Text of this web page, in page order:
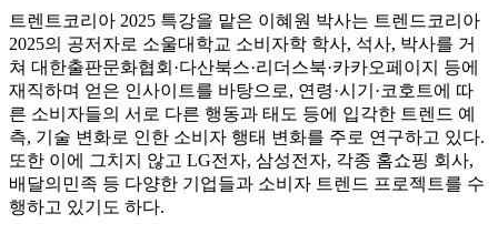
트렌트코리아 2025 특강을 맡은 이혜원 박사는 트렌드코리아
2025의 공저자로 소울대학교 소비자학 학사, 석사, 박사를 거
쳐 대한출판문화협회·다산북스·리더스북·카카오페이지 등에
재직하며 얻은 인사이트를 바탕으로, 연령·시기·코호트에 따
른 소비자들의 서로 다른 행동과 태도 등에 입각한 트렌드 예
측, 기술 변화로 인한 소비자 행태 변화를 주로 연구하고 있다.
또한 이에 그치지 않고 LG전자, 삼성전자, 각종 홈쇼핑 회사,
배달의민족 등 다양한 기업들과 소비자 트렌드 프로젝트를 수
행하고 있기도 하다.